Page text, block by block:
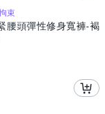
束
腰頭彈性修身寬褲-褐